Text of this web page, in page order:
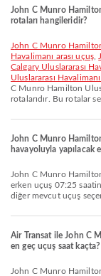
John C Munro
rotaları hangileridir?
John C Munro Hamilton Uluslararası Havalimanı - Vancouver Uluslararası
Havalimanı arası uçuş,
Calgary Uluslararası
Uluslararası
C Munro Hamilton
rotalarıdır. Bu rotalar
John C Munro
havayoluyla yapılacak
John C Munro Hamilton Uluslararası Havalimanı çıkışlı Air Transat ile en
erken uçuş 07:25
diğer mevcut uçuş
Air Transat ile John C
en geç uçuş saat kaçta?
John C Munro Hamilton Uluslararası Havalimanı çıkışlı Air Transat ile son